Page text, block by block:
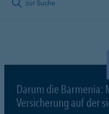
zur Suche
Darum die Barmenia:
Versicherung auf der